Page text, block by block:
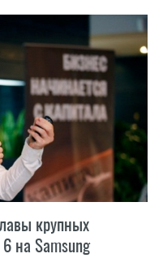
крупных
на Samsung